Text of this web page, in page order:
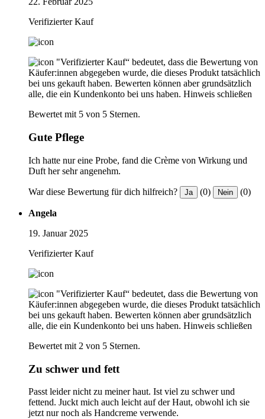
Verifizierter Kauf
"Verifizierter Kauf“ bedeutet, dass die Bewertung von
Käufer:innen abgegeben wurde, die dieses Produkt tatsächlich
bei uns gekauft haben. Bewerten können aber grundsätzlich
alle, die ein Kundenkonto bei uns haben. Hinweis schließen
Bewertet mit 5 von 5 Sternen.
Gute Pflege
Ich hatte nur eine Probe, fand die Crème von Wirkung und
Duft her sehr angenehm.
War diese Bewertung für dich hilfreich? Ja (0) Nein (0)
Angela
19. Januar 2025
Verifizierter Kauf
"Verifizierter Kauf“ bedeutet, dass die Bewertung von
Käufer:innen abgegeben wurde, die dieses Produkt tatsächlich
bei uns gekauft haben. Bewerten können aber grundsätzlich
alle, die ein Kundenkonto bei uns haben. Hinweis schließen
Bewertet mit 2 von 5 Sternen.
Zu schwer und fett
Passt leider nicht zu meiner haut. Ist viel zu schwer und
fettend. Juckt mich auch leicht auf der Haut, obwohl ich sie
jetzt nur noch als Handcreme verwende.